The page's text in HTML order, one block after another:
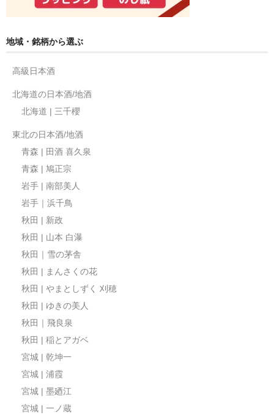
地域・銘柄から選ぶ
高級日本酒
北海道の日本酒/地酒
北海道 | 三千櫻
東北の日本酒/地酒
青森 | 田酒 喜久泉
青森 | 鳩正宗
岩手 | 南部美人
岩手｜浜千鳥
秋田 | 新政
秋田 | 山本 白瀑
秋田｜雪の茅舎
秋田 | まんさくの花
秋田 | やまとしずく 刈穂
秋田 | ゆきの美人
秋田｜飛良泉
秋田 | 稲とアガベ
宮城 | 乾坤一
宮城 | 浦霞
宮城 | 墨廼江
宮城 | 一ノ蔵